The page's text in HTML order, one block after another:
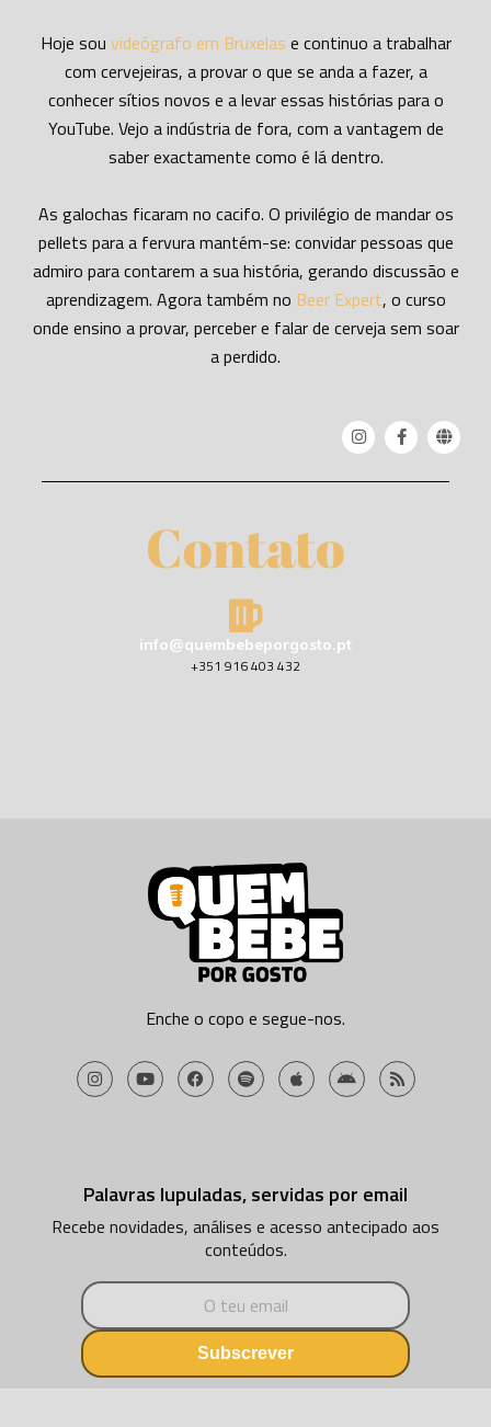
Hoje sou videógrafo em Bruxelas e continuo a trabalhar
com cervejeiras, a provar o que se anda a fazer, a
conhecer sítios novos e a levar essas histórias para o
YouTube. Vejo a indústria de fora, com a vantagem de
saber exactamente como é lá dentro.
As galochas ficaram no cacifo. O privilégio de mandar os
pellets para a fervura mantém-se: convidar pessoas que
admiro para contarem a sua história, gerando discussão e
aprendizagem. Agora também no Beer Expert, o curso
onde ensino a provar, perceber e falar de cerveja sem soar
a perdido.
Contato
info@quembebeporgosto.pt
+351 916 403 432
Enche o copo e segue-nos.
Palavras lupuladas, servidas por email
Recebe novidades, análises e acesso antecipado aos
conteúdos.
Subscrever